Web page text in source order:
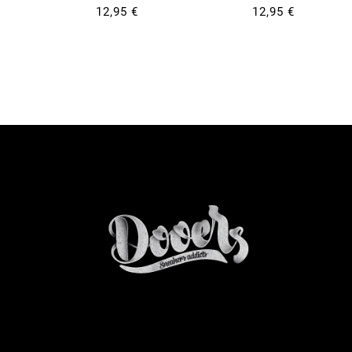
12,95 € 12,95 €